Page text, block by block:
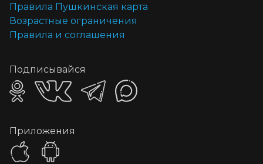
Правила Пушкинская карта
Возрастные ограничения
Правила и соглашения
Подписывайся
Приложения